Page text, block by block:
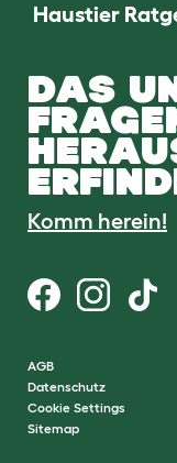
Haustier
DAS
Komm herein!
AGB
Datenschutz
Cookie Settings
Sitemap